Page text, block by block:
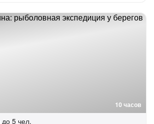
10 часов
до 5 чел.